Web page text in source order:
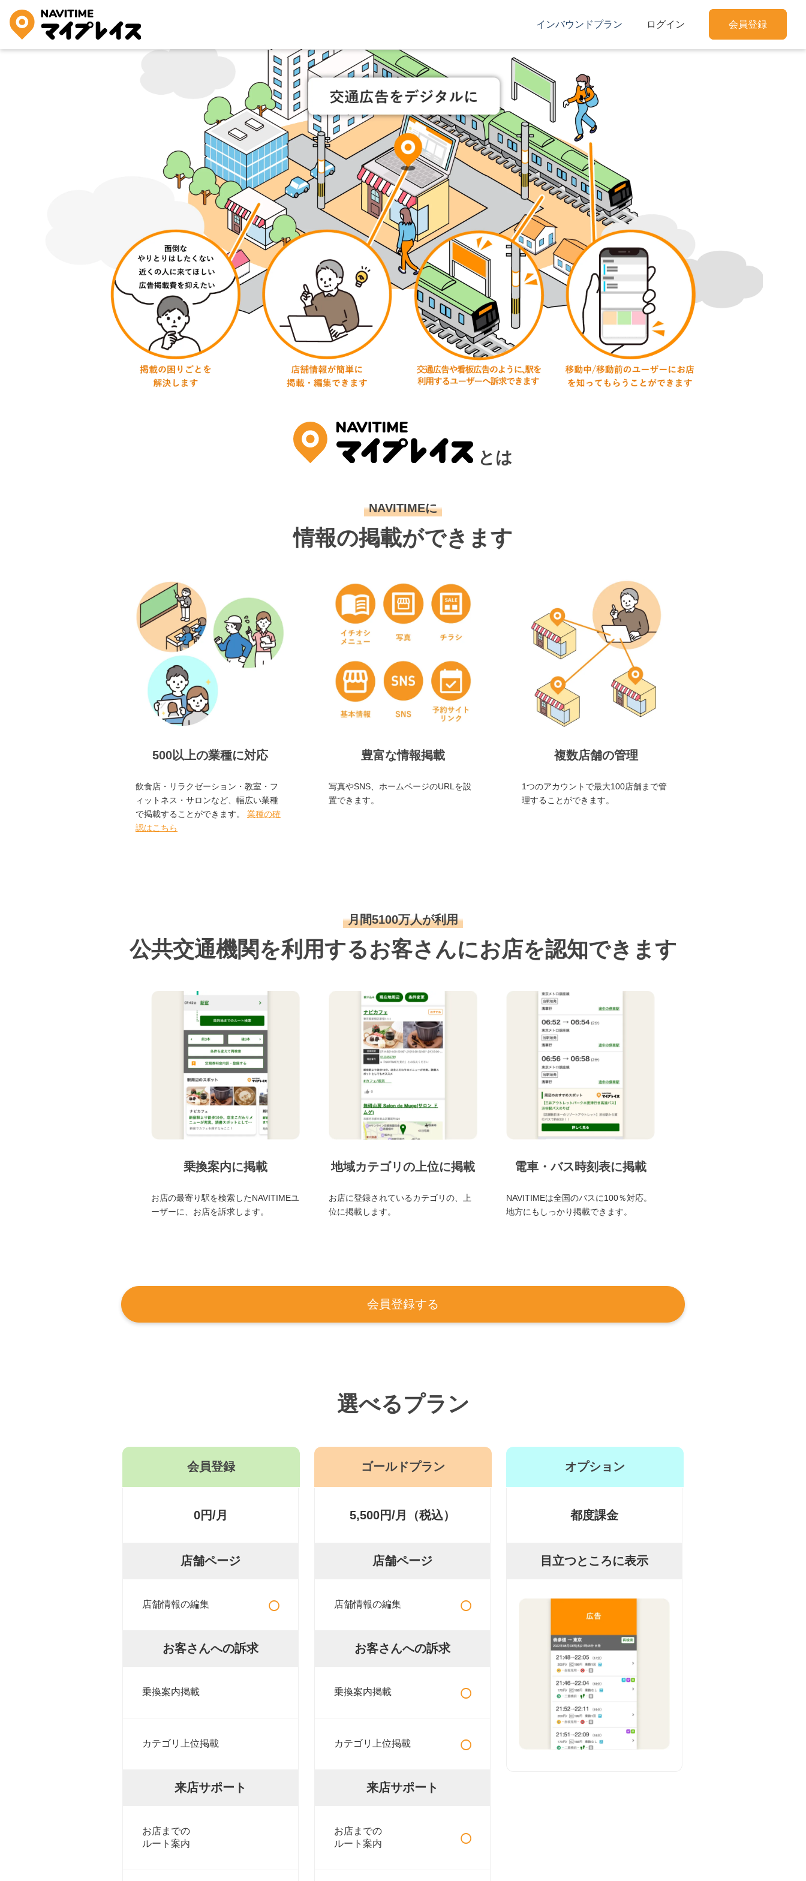
インバウンドプラン ログイン 会員登録
とは
NAVITIMEに
情報の掲載ができます
500以上の業種に対応
飲食店・リラクゼーション・教室・フ
ィットネス・サロンなど、幅広い業種
で掲載することができます。 業種の確
認はこちら
豊富な情報掲載
写真やSNS、ホームページのURLを設
置できます。
複数店舗の管理
1つのアカウントで最大100店舗まで管
理することができます。
月間5100万人が利用
公共交通機関を利用するお客さんにお店を認知できます
乗換案内に掲載
お店の最寄り駅を検索したNAVITIMEユ
ーザーに、お店を訴求します。
地域カテゴリの上位に掲載
お店に登録されているカテゴリの、上
位に掲載します。
電車・バス時刻表に掲載
NAVITIMEは全国のバスに100％対応。
地方にもしっかり掲載できます。
会員登録する
選べるプラン
会員登録
0円/月
店舗ページ
店舗情報の編集 ○
お客さんへの訴求
乗換案内掲載
カテゴリ上位掲載
来店サポート
お店までの
ルート案内
ゴールドプラン
5,500円/月（税込）
店舗ページ
店舗情報の編集 ○
お客さんへの訴求
乗換案内掲載 ○
カテゴリ上位掲載 ○
来店サポート
お店までの
ルート案内
○
オプション
都度課金
目立つところに表示